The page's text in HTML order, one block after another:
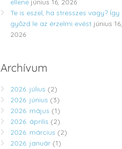
ellene június 16, 2026
Te is eszel, ha stresszes vagy? Így
győzd le az érzelmi evést június 16,
2026
Archívum
2026. július (2)
2026. június (3)
2026. május (1)
2026. április (2)
2026. március (2)
2026. január(1)